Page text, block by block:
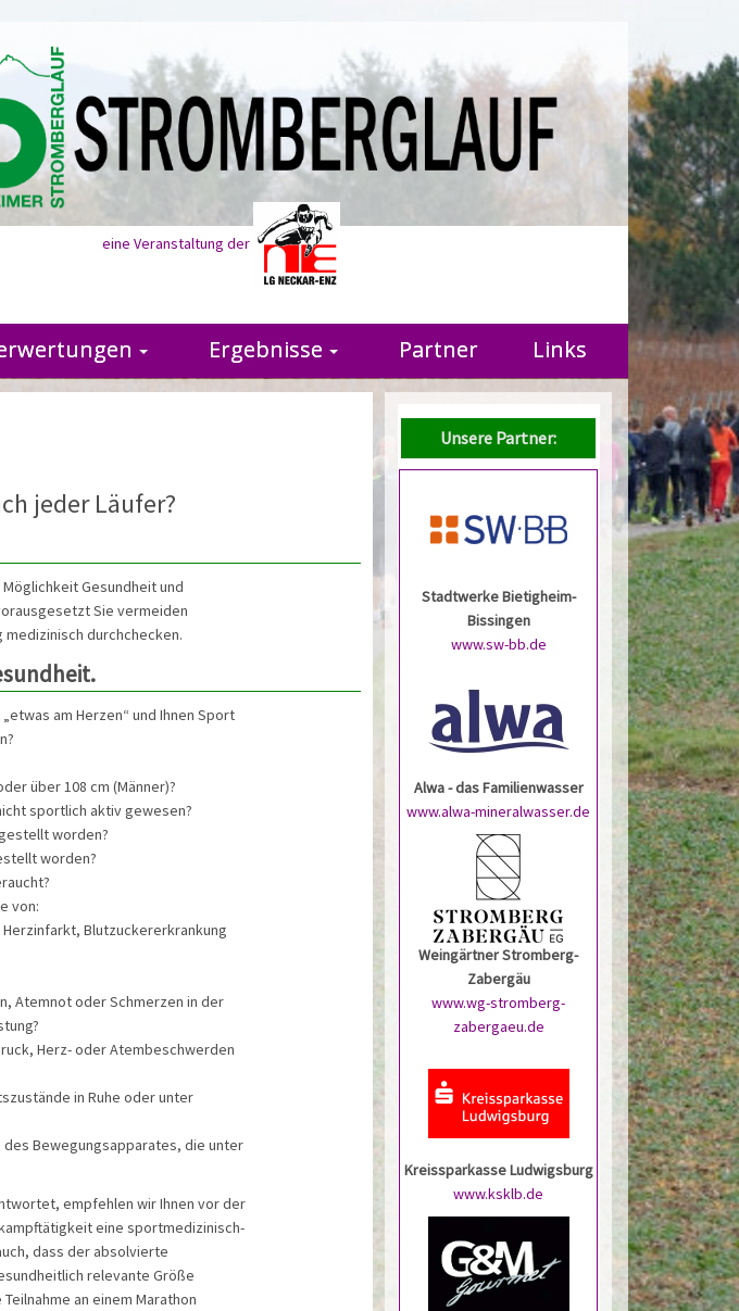
eine Veranstaltung der
Ergebnisse Partner Links
jeder Läufer?
Gesundheit und
Sie vermeiden
durchchecken.
am Herzen“ und Ihnen Sport
über 108 cm (Männer)?
sportlich aktiv gewesen?
worden?
worden?
von:
Blutzuckererkrankung
Atemnot oder Schmerzen in der
Herz- oder Atembeschwerden
in Ruhe oder unter
Bewegungsapparates, die unter
empfehlen wir Ihnen vor der
eine sportmedizinisch-
dass der absolvierte
relevante Größe
an einem Marathon
Unsere Partner:
Stadtwerke Bietigheim-
Bissingen
www.sw-bb.de
Alwa - das Familienwasser
www.alwa-mineralwasser.de
Weingärtner Stromberg-
Zabergäu
www.wg-stromberg-
zabergaeu.de
Kreissparkasse Ludwigsburg
www.ksklb.de